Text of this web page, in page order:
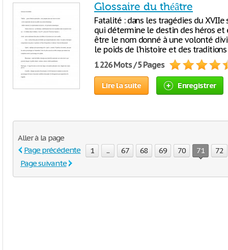
Glossaire du théâtre
Fatalité : dans les tragédies du
qui détermine le destin des héros
être le nom donné à une volonté
le poids de l'histoire et des
1 226 Mots / 5 Pages
Lire la suite Enregistrer
Aller à la page
Page précédente
1 ... 67 68 69 70 71
72
Page suivante